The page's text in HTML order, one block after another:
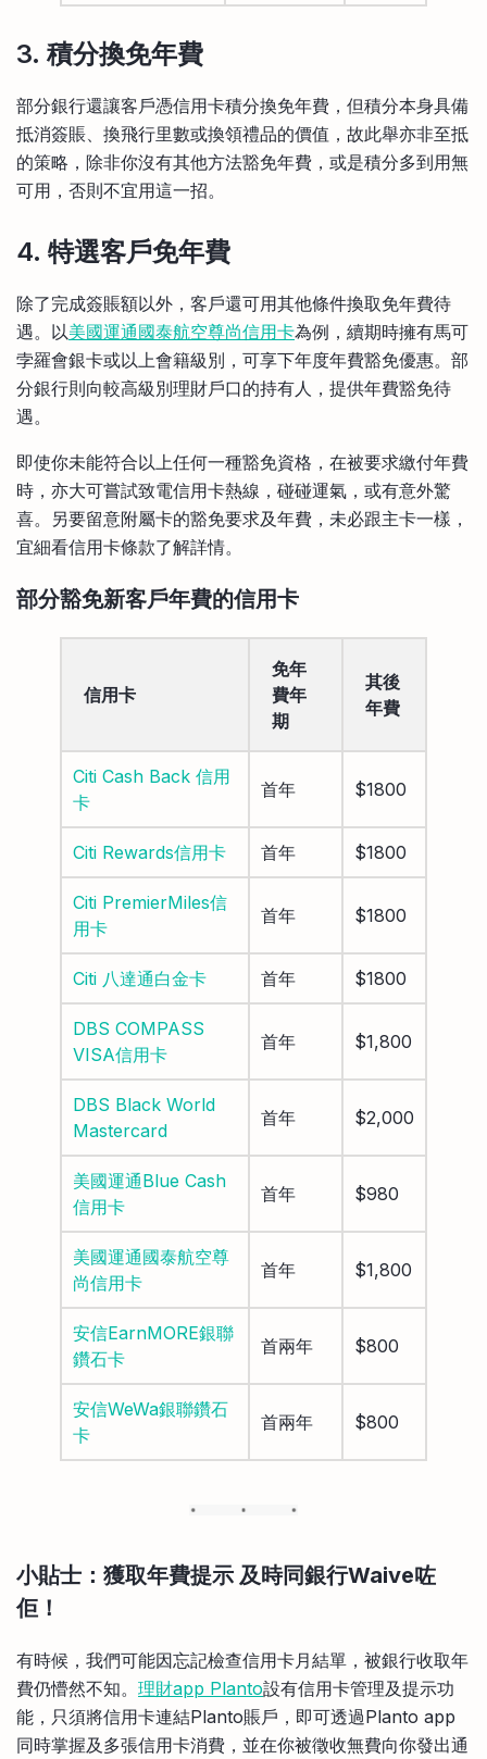
3. 積分換免年費
部分銀行還讓客戶憑信用卡積分換免年費，但積分本身具備
抵消簽賬、換飛行里數或換領禮品的價值，故此舉亦非至抵
的策略，除非你沒有其他方法豁免年費，或是積分多到用無
可用，否則不宜用這一招。
4. 特選客戶免年費
除了完成簽賬額以外，客戶還可用其他條件換取免年費待
遇。以美國運通國泰航空尊尚信用卡為例，續期時擁有馬可
孛羅會銀卡或以上會籍級別，可享下年度年費豁免優惠。部
分銀行則向較高級別理財戶口的持有人，提供年費豁免待
遇。
即使你未能符合以上任何一種豁免資格，在被要求繳付年費
時，亦大可嘗試致電信用卡熱線，碰碰運氣，或有意外驚
喜。另要留意附屬卡的豁免要求及年費，未必跟主卡一樣，
宜細看信用卡條款了解詳情。
部分豁免新客戶年費的信用卡
信用卡
免年
費年
期
其後
年費
Citi Cash Back 信用
卡
首年 $1800
Citi Rewards信用卡 首年 $1800
Citi PremierMiles信
用卡
首年 $1800
Citi 八達通白金卡 首年 $1800
DBS COMPASS
VISA信用卡
首年 $1,800
DBS Black World
Mastercard
首年 $2,000
美國運通Blue Cash
信用卡
首年 $980
美國運通國泰航空尊
尚信用卡
首年 $1,800
安信EarnMORE銀聯
鑽石卡
首兩年 $800
安信WeWa銀聯鑽石
卡
首兩年 $800
小貼士：獲取年費提示 及時同銀行Waive咗
佢！
有時候，我們可能因忘記檢查信用卡月結單，被銀行收取年
費仍懵然不知。 理財app Planto設有信用卡管理及提示功
能，只須將信用卡連結Planto賬戶，即可透過Planto app
同時掌握及多張信用卡消費，並在你被徵收無費向你發出通